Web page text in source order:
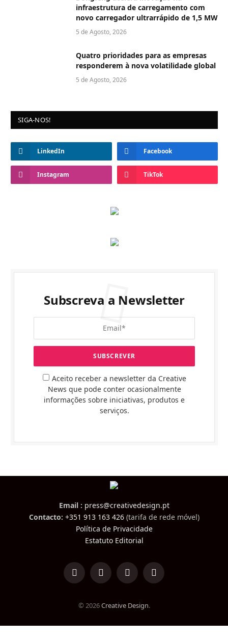
infraestrutura de carregamento com
novo carregador ultrarrápido de 1,5 MW
5 de Agosto, 2026
Quatro prioridades para as empresas
responderem à nova volatilidade global
5 de Agosto, 2026
SIGA-NOS!
LinkedIn Facebook
Instagram TikTok
Subscreva a Newsletter
Aceito receber a newsletter da Creative
News que pode conter ocasionalmente
informações sobre iniciativas, produtos e
serviços.
Email : press@creativedesign.pt
Contacto: +351 913 163 426(tarifa de rede móvel)
Política de Privacidade
Estatuto Editorial
LinkedInFacebookInstagramTikTok
© 2026Creative Design.